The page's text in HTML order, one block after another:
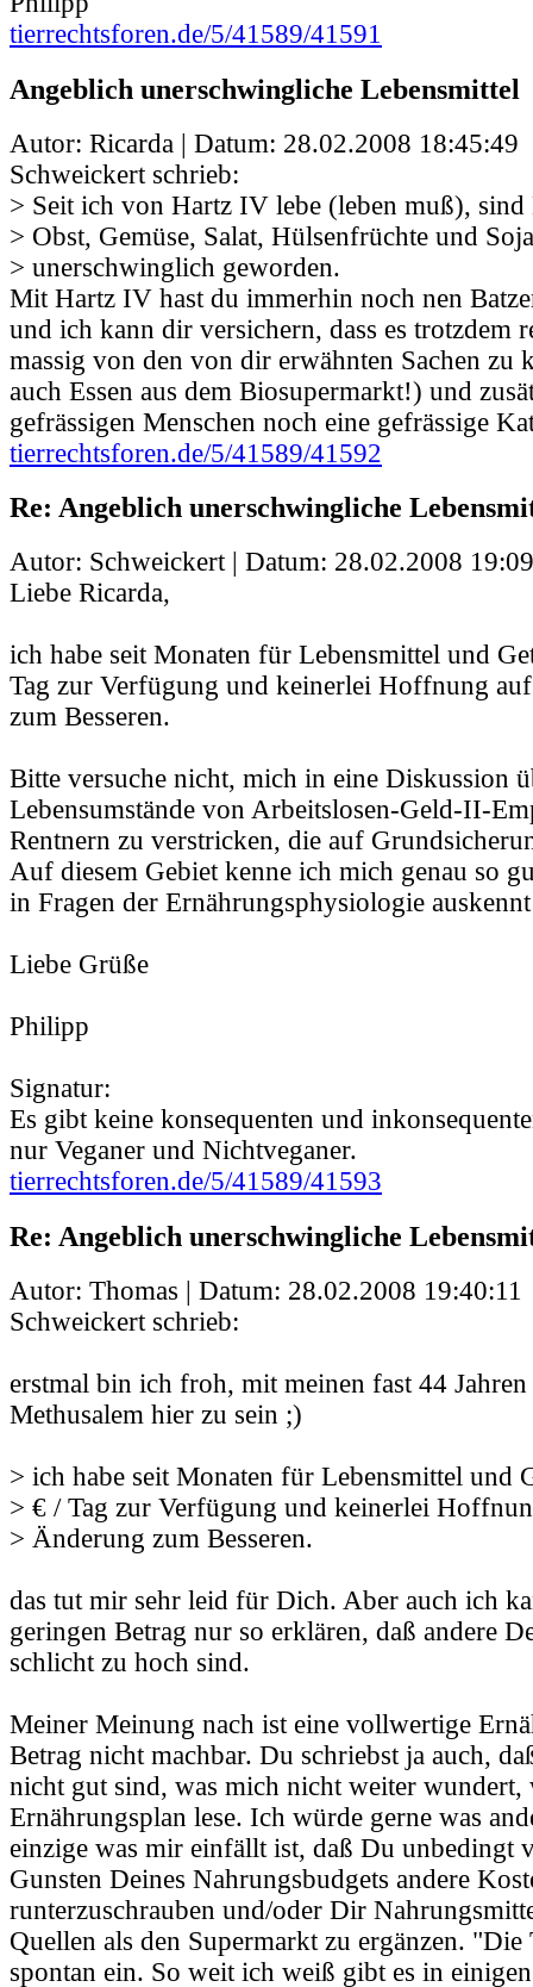
tierrechtsforen.de/5/41589/41591
Angeblich unerschwingliche Lebensmittel
Autor: Ricarda | Datum: 28.02.2008 18:45:49
Schweickert schrieb:
> Seit ich von Hartz IV lebe (leben muß), sind
> Obst, Gemüse, Salat, Hülsenfrüchte und
> unerschwinglich geworden.
Mit Hartz IV hast du immerhin noch nen
und ich kann dir versichern, dass es trotzdem
massig von den von dir erwähnten Sachen zu
auch Essen aus dem Biosupermarkt!) und
gefrässigen Menschen noch eine gefrässige
tierrechtsforen.de/5/41589/41592
Re: Angeblich unerschwingliche
Autor: Schweickert | Datum: 28.02.2008
Liebe Ricarda,
ich habe seit Monaten für Lebensmittel und
Tag zur Verfügung und keinerlei Hoffnung
zum Besseren.
Bitte versuche nicht, mich in eine Diskussion
Lebensumstände von Arbeitslosen-Geld-II-
Rentnern zu verstricken, die auf
Auf diesem Gebiet kenne ich mich genau so
in Fragen der Ernährungsphysiologie
Liebe Grüße
Philipp
Signatur:
Es gibt keine konsequenten und
nur Veganer und Nichtveganer.
tierrechtsforen.de/5/41589/41593
Re: Angeblich unerschwingliche
Autor: Thomas | Datum: 28.02.2008 19:40:11
Schweickert schrieb:
erstmal bin ich froh, mit meinen fast 44
Methusalem hier zu sein ;)
> ich habe seit Monaten für Lebensmittel und
> € / Tag zur Verfügung und keinerlei
> Änderung zum Besseren.
das tut mir sehr leid für Dich. Aber auch ich
geringen Betrag nur so erklären, daß andere
schlicht zu hoch sind.
Meiner Meinung nach ist eine vollwertige
Betrag nicht machbar. Du schriebst ja auch,
nicht gut sind, was mich nicht weiter wundert,
Ernährungsplan lese. Ich würde gerne was
einzige was mir einfällt ist, daß Du unbedingt
Gunsten Deines Nahrungsbudgets andere
runterzuschrauben und/oder Dir
Quellen als den Supermarkt zu ergänzen.
spontan ein. So weit ich weiß gibt es in